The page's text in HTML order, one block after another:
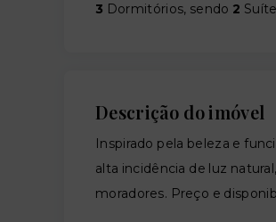
3 Dormitórios, sendo 2
Descrição do imóvel
Inspirado pela beleza e
alta incidência de luz
moradores. Preço e